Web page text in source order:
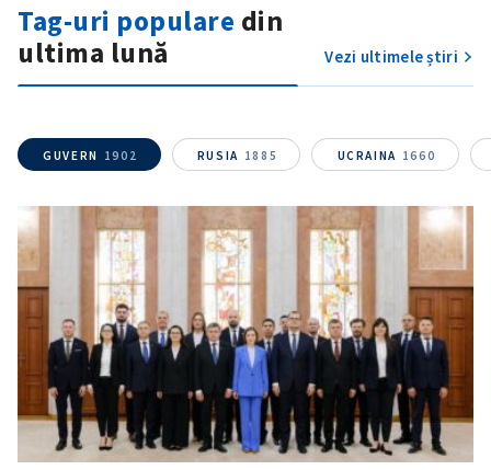
Tag-uri populare din
ultima lună
Vezi ultimele știri
GUVERN 1902 RUSIA 1885 UCRAINA 1660
Titlu știre+ Adaugă titlu
Fotografie
+ Încarcă imagine
Link media+ Link media
Mesajul știrei
+ Mesajul știrei
CONTACT SURSĂ